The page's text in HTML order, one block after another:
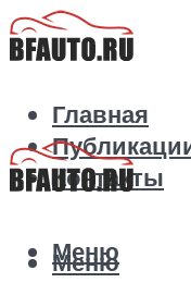
Главная
Контакты
Меню
Меню